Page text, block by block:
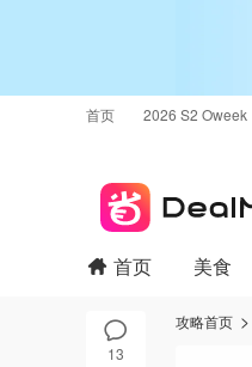
首页 2026 S2 Oweek
13
首页 美食
攻略首页